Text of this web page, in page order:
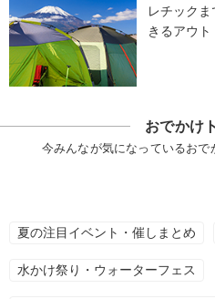
レチック
きるアウ
おでかけ
今みんなが気になっているおで
夏の注目イベント・催しまとめ
水かけ祭り・ウォーターフェス